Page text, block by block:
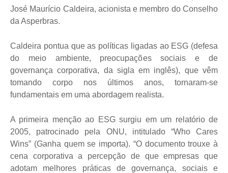
José Maurício Caldeira, acionista e membro do Conselho
da Asperbras.
Caldeira pontua que as políticas ligadas ao ESG (defesa
do meio ambiente, preocupações sociais e de
governança corporativa, da sigla em inglês), que vêm
tomando corpo nos últimos anos, tornaram-se
fundamentais em uma abordagem realista.
A primeira menção ao ESG surgiu em um relatório de
2005, patrocinado pela ONU, intitulado “Who Cares
Wins” (Ganha quem se importa). “O documento trouxe à
cena corporativa a percepção de que empresas que
adotam melhores práticas de governança, sociais e